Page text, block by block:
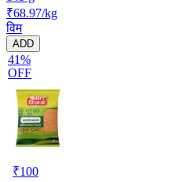
₹68.97/kg
विम
ADD
41%
OFF
₹100